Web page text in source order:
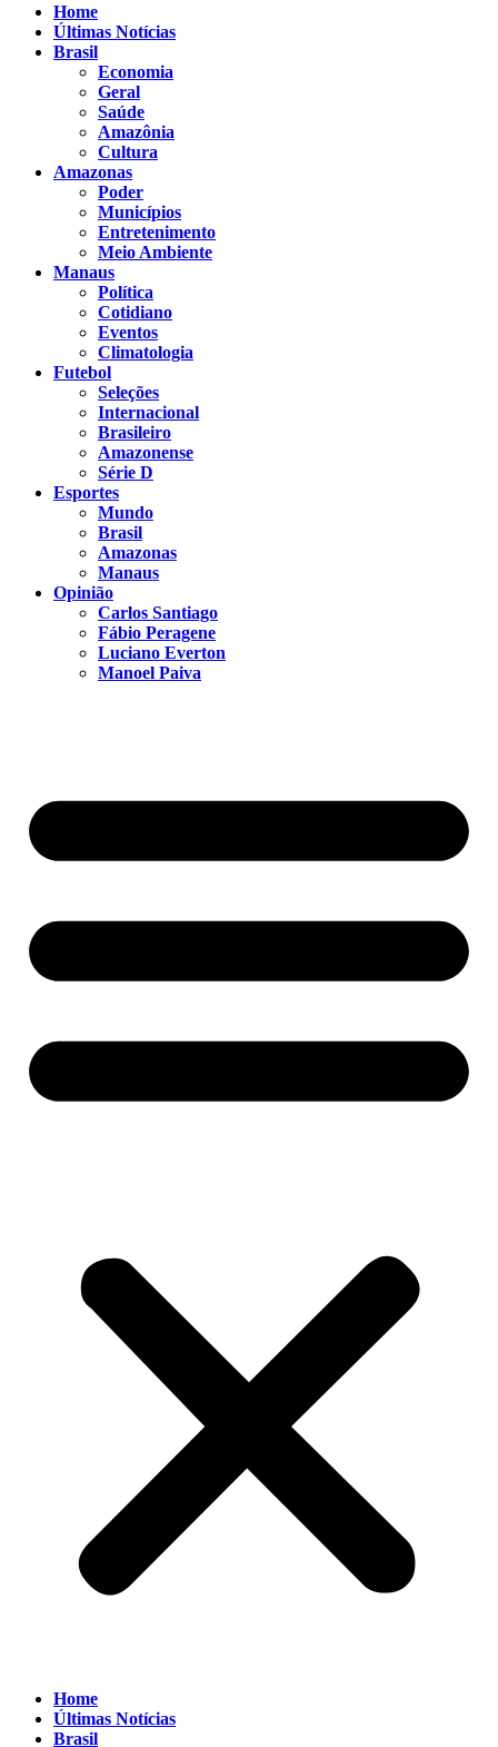
Home
Últimas Notícias
Brasil
Economia
Geral
Saúde
Amazônia
Cultura
Amazonas
Poder
Municípios
Entretenimento
Meio Ambiente
Manaus
Política
Cotidiano
Eventos
Climatologia
Futebol
Seleções
Internacional
Brasileiro
Amazonense
Série D
Esportes
Mundo
Brasil
Amazonas
Manaus
Opinião
Carlos Santiago
Fábio Peragene
Luciano Everton
Manoel Paiva
Home
Últimas Notícias
Brasil